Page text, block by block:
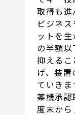
取得も進
ビジネ
ットを
の半額
抑えるこ
げ、装
ていきま
薬機承
度末か